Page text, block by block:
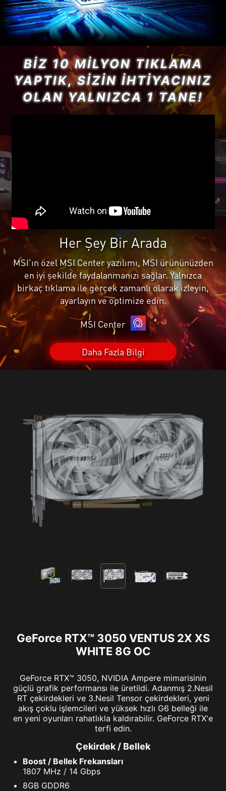
BIZ 10 MILYON TIKLAMA
YAPTIK, SIZIN İHTIYACINIZ
OLAN YALNIZCA 1 TANE!
Her Şey Bir Arada
MSI'ın özel MSI Center yazılımı, MSI ürününüzden
en iyi şekilde faydalanmanızı sağlar. Yalnızca
birkaç tıklama ile gerçek zamanlı olarak izleyin,
ayarlayın ve optimize edin.
MSI Center
Daha Fazla Bilgi
GeForce RTX™ 3050 VENTUS 2X XS
WHITE 8G OC
GeForce RTX™ 3050, NVIDIA Ampere mimarisinin
güçlü grafik performansı ile üretildi. Adanmış 2.Nesil
RT çekirdekleri ve 3.Nesil Tensor çekirdekleri, yeni
akış çoklu işlemcileri ve yüksek hızlı G6 belleği ile
en yeni oyunları rahatlıkla kaldırabilir. GeForce RTX'e
terfi edin.
Çekirdek / Bellek
Boost / Bellek Frekansları
1807 MHz / 14 Gbps
8GB GDDR6